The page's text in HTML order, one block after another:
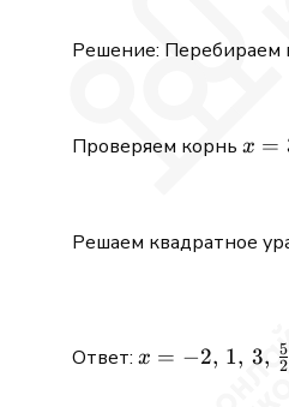
Решение: Перебираем
Проверяем корнь x
x =
Решаем квадратное
Ответ: x = -2,\,
x = −2, 1, 3, 2
5